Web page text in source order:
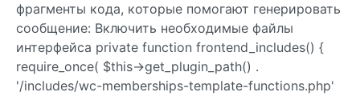
фрагменты кода, которые помогают генерировать
сообщение: Включить необходимые файлы
интерфейса private function frontend_includes() {
require_once( $this->get_plugin_path() .
'/includes/wc-memberships-template-functions.php'